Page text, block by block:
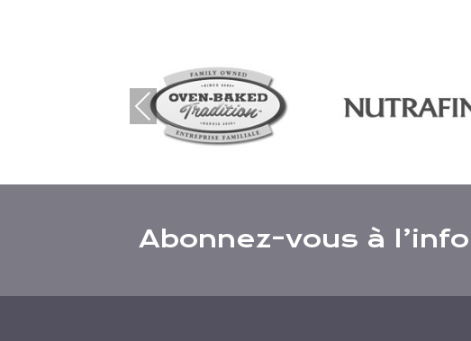
Prev
ious
Abonnez-vous à